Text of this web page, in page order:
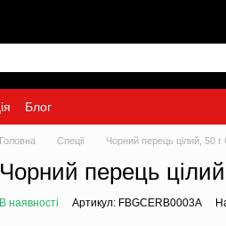
Блог
Головна Спеції Чорний перець цілий, 50
Чорний перець
В наявності Артикул: FBGCERB0003A